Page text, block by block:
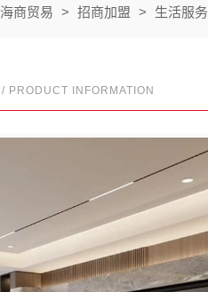
海商贸易 > 招商加盟 > 生活服务
/ PRODUCT INFORMATION